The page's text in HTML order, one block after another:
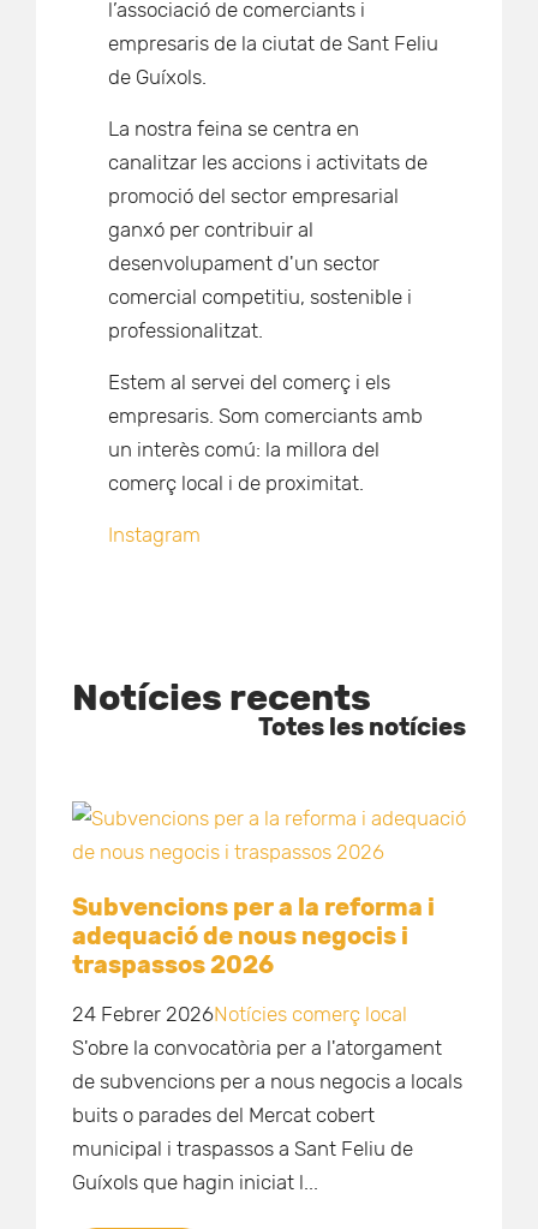
l’associació de comerciants i
empresaris de la ciutat de Sant Feliu
de Guíxols.
La nostra feina se centra en
canalitzar les accions i activitats de
promoció del sector empresarial
ganxó per contribuir al
desenvolupament d'un sector
comercial competitiu, sostenible i
professionalitzat.
Estem al servei del comerç i els
empresaris. Som comerciants amb
un interès comú: la millora del
comerç local i de proximitat.
Instagram
Notícies recents
Totes les notícies
Subvencions per a la reforma i
adequació de nous negocis i
traspassos 2026
24 Febrer 2026Notícies comerç local
S'obre la convocatòria per a l'atorgament
de subvencions per a nous negocis a locals
buits o parades del Mercat cobert
municipal i traspassos a Sant Feliu de
Guíxols que hagin iniciat l...